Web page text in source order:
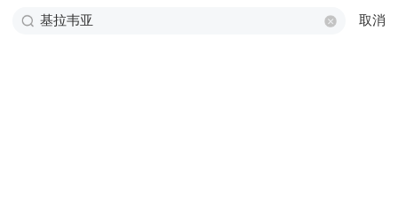
取消